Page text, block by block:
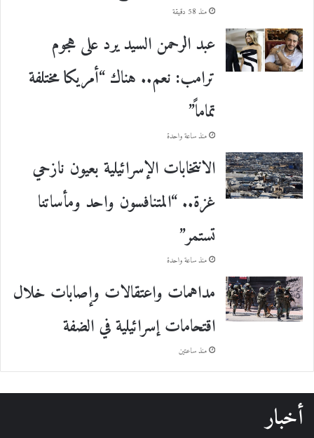
منذ 58 دقيقة
عبد الرحمن السيد يرد على هجوم
ترامب: نعم.. هناك “أمريكا مختلفة
تماماً”
منذ ساعة واحدة
الانتخابات الإسرائيلية بعيون نازحي
غزة.. “المتنافسون واحد ومأساتنا
تستمر”
منذ ساعة واحدة
مداهمات واعتقالات وإصابات خلال
اقتحامات إسرائيلية في الضفة
منذ ساعتين
أخبار